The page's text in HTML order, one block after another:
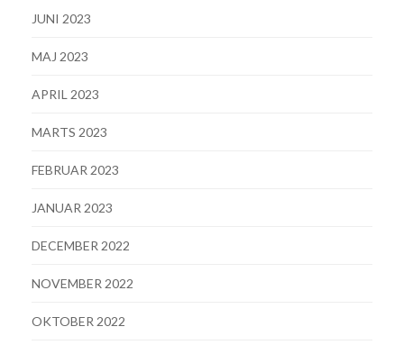
JUNI 2023
MAJ 2023
APRIL 2023
MARTS 2023
FEBRUAR 2023
JANUAR 2023
DECEMBER 2022
NOVEMBER 2022
OKTOBER 2022